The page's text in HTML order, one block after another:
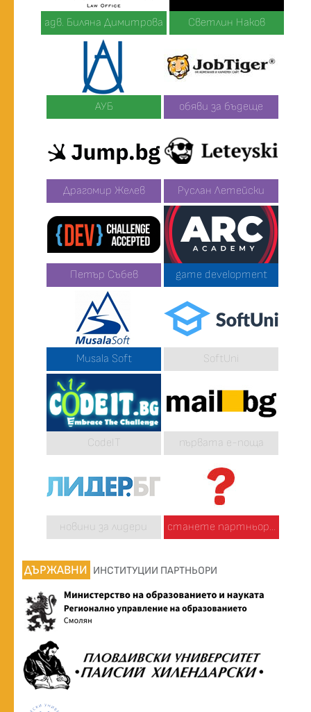
адв. Биляна Димитрова Светлин Наков
АУБ обяви за бъдеще
Драгомир Желев Руслан Летейски
Петър Събев game development
Musala Soft SoftUni
CodeIT първата е-поща
новини за лидери станете партньор...
ДЪРЖАВНИ ИНСТИТУЦИИ ПАРТНЬОРИ